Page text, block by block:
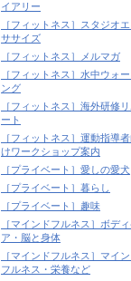
イアリー
［フィットネス］スタジオエ
ササイズ
［フィットネス］メルマガ
［フィットネス］水中ウォ
ング
［フィットネス］海外研修
ート
［フィットネス］運動指導
けワークショップ案内
［プライベート］愛しの愛犬
［プライベート］暮らし
［プライベート］趣味
［マインドフルネス］ボデ
ア・脳と身体
［マインドフルネス］マイ
フルネス・栄養など